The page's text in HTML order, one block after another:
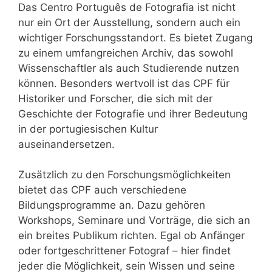
Das Centro Português de Fotografia ist nicht
nur ein Ort der Ausstellung, sondern auch ein
wichtiger Forschungsstandort. Es bietet Zugang
zu einem umfangreichen Archiv, das sowohl
Wissenschaftler als auch Studierende nutzen
können. Besonders wertvoll ist das CPF für
Historiker und Forscher, die sich mit der
Geschichte der Fotografie und ihrer Bedeutung
in der portugiesischen Kultur
auseinandersetzen.
Zusätzlich zu den Forschungsmöglichkeiten
bietet das CPF auch verschiedene
Bildungsprogramme an. Dazu gehören
Workshops, Seminare und Vorträge, die sich an
ein breites Publikum richten. Egal ob Anfänger
oder fortgeschrittener Fotograf – hier findet
jeder die Möglichkeit, sein Wissen und seine